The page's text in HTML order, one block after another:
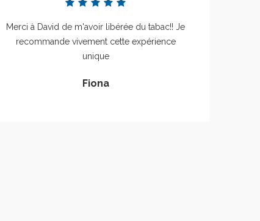
Merci à David de m'avoir libérée du tabac!! Je
recommande vivement cette expérience
unique
Fiona